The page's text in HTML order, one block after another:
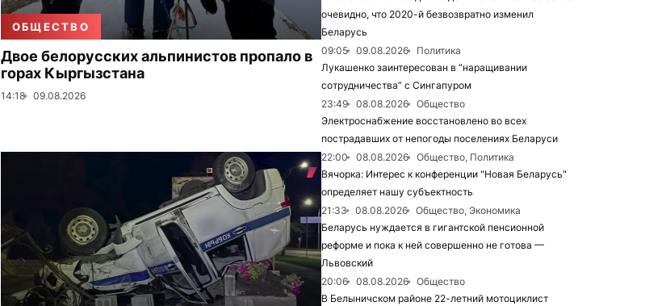
ОБЩЕСТВО
Двое белорусских альпинистов пропало в
горах Кыргызстана
14:18 09.08.2026
очевидно, что 2020-й безвозвратно изменил
Беларусь
09:05
09.08.2026
Политика
Лукашенко заинтересован в “наращивании
сотрудничества” с Сингапуром
23:49
08.08.2026
Общество
Электроснабжение восстановлено во всех
пострадавших от непогоды поселениях Беларуси
22:00
08.08.2026
Общество, Политика
Вячорка: Интерес к конференции "Новая Беларусь"
определяет нашу субъектность
21:33
08.08.2026
Общество, Экономика
Беларусь нуждается в гигантской пенсионной
реформе и пока к ней совершенно не готова —
Львовский
20:06
08.08.2026
Общество
В Белыничском районе 22-летний мотоциклист